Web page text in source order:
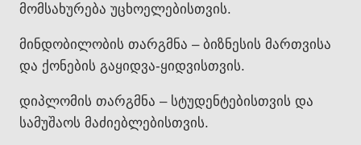
მომსახურება უცხოელებისთვის.
მინდობილობის თარგმნა – ბიზნესის მართვისა
და ქონების გაყიდვა-ყიდვისთვის.
დიპლომის თარგმნა – სტუდენტებისთვის და
სამუშაოს მაძიებლებისთვის.